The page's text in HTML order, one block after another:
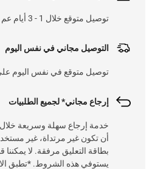
توصيل متوقع خلال 1 - 3 أيام عم على 25 د.ك
التوصيل مجاني في نفس اليوم
توصيل متوقع في نفس اليوم على 25
إرجاع مجاني* لجميع الطلبيات
أن تكون غير مرتداة، غير
بطاقة التعليق مرفقة. لا
يستوفي هذه الشروط. *تطبق